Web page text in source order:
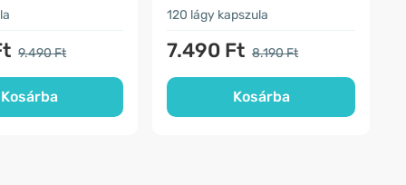
9.490 Ft
Kosárba
120 lágy kapszula
7.490 Ft 8.190 Ft
Kosárba